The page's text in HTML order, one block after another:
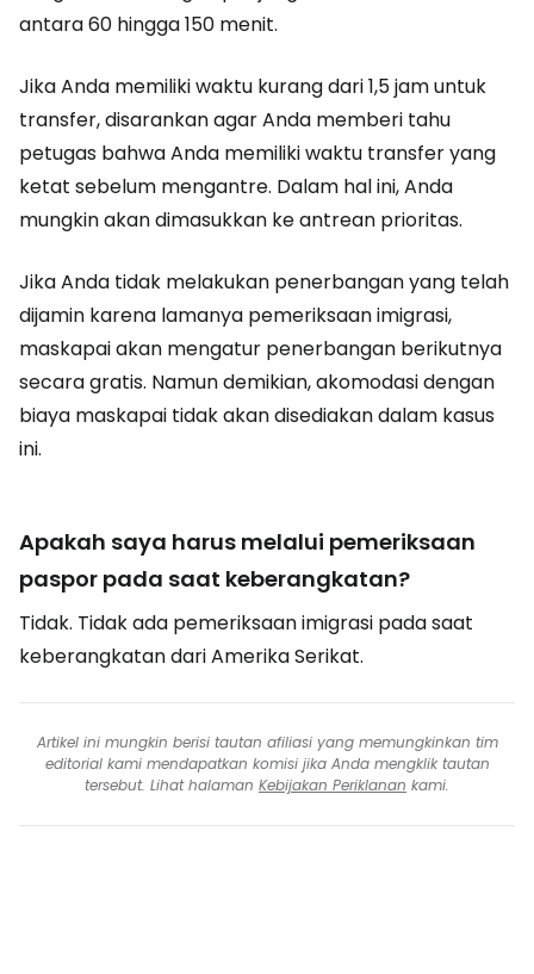
antara 60 hingga 150 menit.
Jika Anda memiliki waktu kurang dari 1,5 jam untuk
transfer, disarankan agar Anda memberi tahu
petugas bahwa Anda memiliki waktu transfer yang
ketat sebelum mengantre. Dalam hal ini, Anda
mungkin akan dimasukkan ke antrean prioritas.
Jika Anda tidak melakukan penerbangan yang telah
dijamin karena lamanya pemeriksaan imigrasi,
maskapai akan mengatur penerbangan berikutnya
secara gratis. Namun demikian, akomodasi dengan
biaya maskapai tidak akan disediakan dalam kasus
ini.
Apakah saya harus melalui pemeriksaan
paspor pada saat keberangkatan?
Tidak. Tidak ada pemeriksaan imigrasi pada saat
keberangkatan dari Amerika Serikat.
Artikel ini mungkin berisi tautan afiliasi yang memungkinkan tim
editorial kami mendapatkan komisi jika Anda mengklik tautan
tersebut. Lihat halaman Kebijakan Periklanan kami.